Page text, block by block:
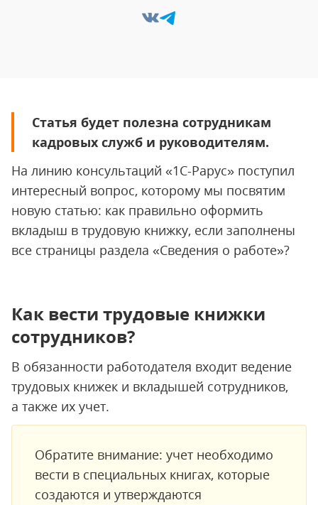
Статья будет полезна сотрудникам
кадровых служб и руководителям.
На линию консультаций «1С-Рарус» поступил
интересный вопрос, которому мы посвятим
новую статью: как правильно оформить
вкладыш в трудовую книжку, если заполнены
все страницы раздела «Сведения о работе»?
Как вести трудовые книжки
сотрудников?
В обязанности работодателя входит ведение
трудовых книжек и вкладышей сотрудников,
а также их учет.
Обратите внимание: учет необходимо
вести в специальных книгах, которые
создаются и утверждаются